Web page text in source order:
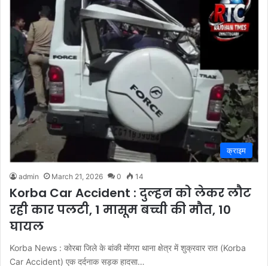
क्राइम
admin March 21, 2026 0 14
Korba Car Accident : दुल्हन को लेकर लौट
रही कार पलटी, 1 मासूम बच्ची की मौत, 10
घायल
Korba News : कोरबा जिले के बांकी मोंगरा थाना क्षेत्र में शुक्रवार रात (Korba
Car Accident) एक दर्दनाक सड़क हादसा…